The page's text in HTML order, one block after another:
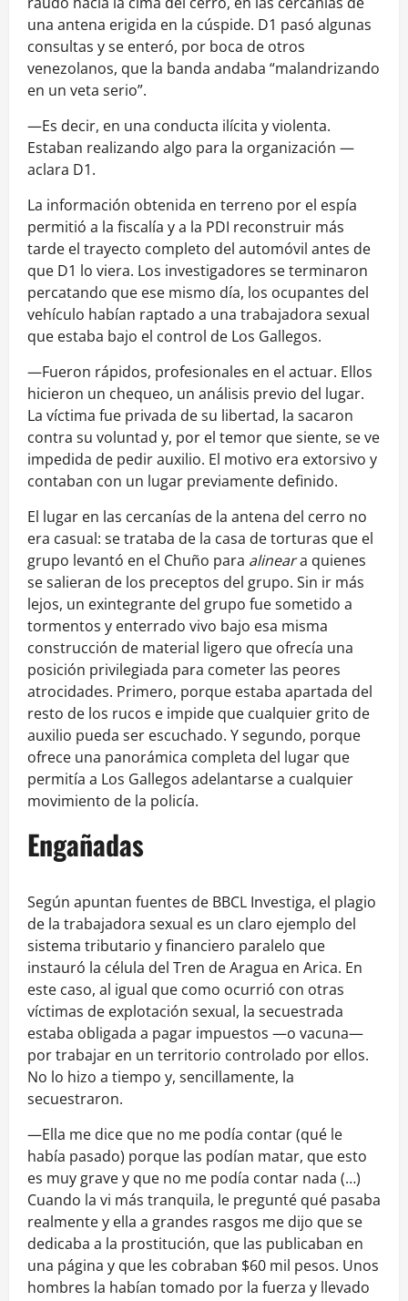
una antena erigida en la cúspide. D1 pasó algunas
consultas y se enteró, por boca de otros
venezolanos, que la banda andaba “malandrizando
en un veta serio”.
—Es decir, en una conducta ilícita y violenta.
Estaban realizando algo para la organización —
aclara D1.
La información obtenida en terreno por el espía
permitió a la fiscalía y a la PDI reconstruir más
tarde el trayecto completo del automóvil antes de
que D1 lo viera. Los investigadores se terminaron
percatando que ese mismo día, los ocupantes del
vehículo habían raptado a una trabajadora sexual
que estaba bajo el control de Los Gallegos.
—Fueron rápidos, profesionales en el actuar. Ellos
hicieron un chequeo, un análisis previo del lugar.
La víctima fue privada de su libertad, la sacaron
contra su voluntad y, por el temor que siente, se ve
impedida de pedir auxilio. El motivo era extorsivo y
contaban con un lugar previamente definido.
El lugar en las cercanías de la antena del cerro no
era casual: se trataba de la casa de torturas que el
grupo levantó en el Chuño para alineara quienes
se salieran de los preceptos del grupo. Sin ir más
lejos, un exintegrante del grupo fue sometido a
tormentos y enterrado vivo bajo esa misma
construcción de material ligero que ofrecía una
posición privilegiada para cometer las peores
atrocidades. Primero, porque estaba apartada del
resto de los rucos e impide que cualquier grito de
auxilio pueda ser escuchado. Y segundo, porque
ofrece una panorámica completa del lugar que
permitía a Los Gallegos adelantarse a cualquier
movimiento de la policía.
Engañadas
Según apuntan fuentes de BBCL Investiga, el plagio
de la trabajadora sexual es un claro ejemplo del
sistema tributario y financiero paralelo que
instauró la célula del Tren de Aragua en Arica. En
este caso, al igual que como ocurrió con otras
víctimas de explotación sexual, la secuestrada
estaba obligada a pagar impuestos —o vacuna—
por trabajar en un territorio controlado por ellos.
No lo hizo a tiempo y, sencillamente, la
secuestraron.
—Ella me dice que no me podía contar (qué le
había pasado) porque las podían matar, que esto
es muy grave y que no me podía contar nada (…)
Cuando la vi más tranquila, le pregunté qué pasaba
realmente y ella a grandes rasgos me dijo que se
dedicaba a la prostitución, que las publicaban en
una página y que les cobraban $60 mil pesos. Unos
hombres la habían tomado por la fuerza y llevado